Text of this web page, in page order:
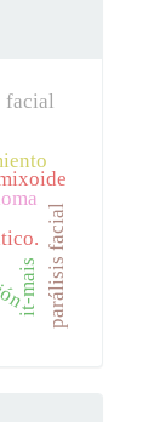
parálisis facial
facial
it-mais